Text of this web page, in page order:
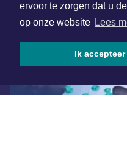
ervoor te zorgen dat u
op onze website Lees
Ik